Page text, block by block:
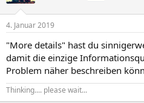
4. Januar 2019
"More details" hast du
damit die einzige
Problem näher beschreiben
Thinking.... please wait...